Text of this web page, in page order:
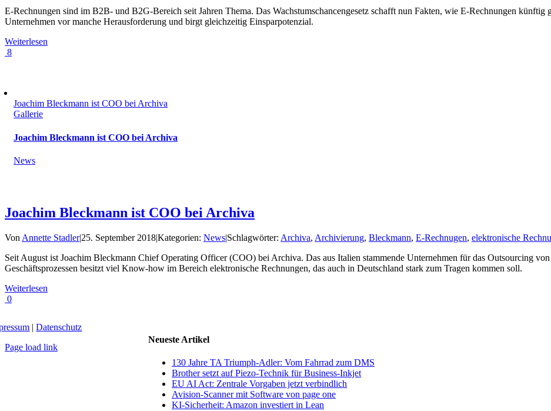
E-Rechnungen sind im B2B- und B2G-Bereich seit Jahren Thema. Das Wachstumschancengesetz schafft nun Fakten, wie E-Rechnungen künftig
Unternehmen vor manche Herausforderung und birgt gleichzeitig Einsparpotenzial.
Weiterlesen
8
Joachim Bleckmann ist COO bei Archiva
Gallerie
Joachim Bleckmann ist COO bei Archiva
News
Joachim Bleckmann ist COO bei Archiva
Von Annette Stadler|25. September 2018|Kategorien:News|Schlagwörter: Archiva, Archivierung,Bleckmann,E-Rechnugen,elektronische
Seit August ist Joachim Bleckmann Chief Operating Officer (COO) bei Archiva. Das aus Italien stammende Unternehmen für das Outsourcing
Geschäftsprozessen besitzt viel Know-how im Bereich elektronische Rechnungen, das auch in Deutschland stark zum Tragen kommen soll.
Weiterlesen
0
Neueste Artikel
130 Jahre TA Triumph-Adler: Vom Fahrrad zum DMS
Brother setzt auf Piezo-Technik für Business-Inkjet
EU AI Act: Zentrale Vorgaben jetzt verbindlich
Avision-Scanner mit Software von page one
KI-Sicherheit: Amazon investiert in Lean
|Datenschutz
Page load link